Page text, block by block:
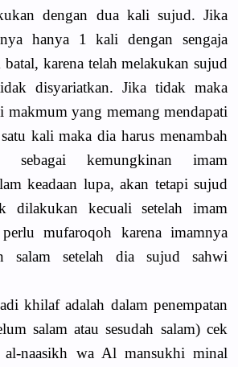
dengan dua kali sujud. Jika
hanya 1 kali dengan sengaja
karena telah melakukan sujud
disyariatkan. Jika tidak maka
makmum yang memang mendapati
kali maka dia harus menambah
kemungkinan imam
keadaan lupa, akan tetapi sujud
dilakukan kecuali setelah imam
mufaroqoh karena imamnya
salam setelah dia sujud sahwi
khilaf adalah dalam penempatan
salam atau sesudah salam) cek
naasikh wa Al mansukhi minal